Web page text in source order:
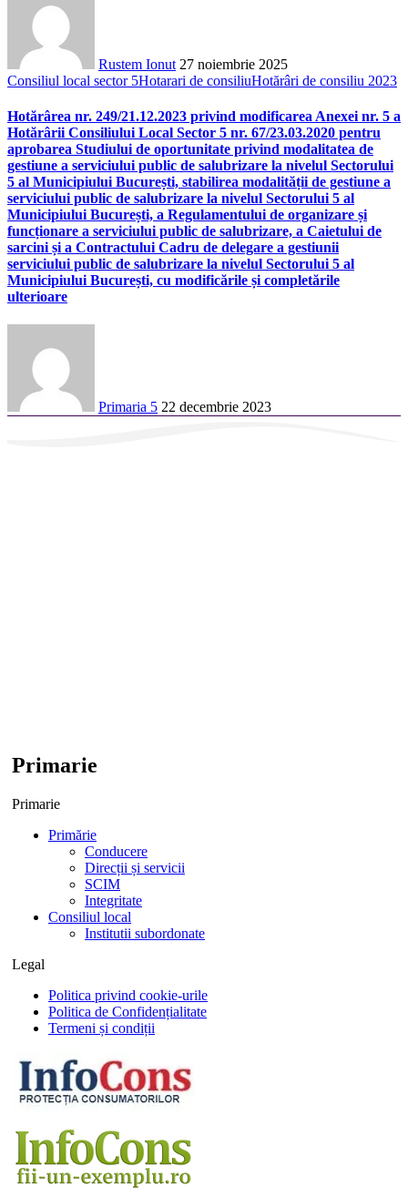
Rustem Ionut 27 noiembrie 2025
Consiliul local sector 5Hotarari de consiliuHotărâri de consiliu 2023
Hotărârea nr. 249/21.12.2023 privind modificarea Anexei nr. 5 a
Hotărârii Consiliului Local Sector 5 nr. 67/23.03.2020 pentru
aprobarea Studiului de oportunitate privind modalitatea de
gestiune a serviciului public de salubrizare la nivelul Sectorului
5 al Municipiului București, stabilirea modalității de gestiune a
serviciului public de salubrizare la nivelul Sectorului 5 al
Municipiului București, a Regulamentului de organizare și
funcționare a serviciului public de salubrizare, a Caietului de
sarcini și a Contractului Cadru de delegare a gestiunii
serviciului public de salubrizare la nivelul Sectorului 5 al
Municipiului București, cu modificările și completările
ulterioare
Primaria 5 22 decembrie 2023
Primarie
Primarie
Primărie
Conducere
Direcții și servicii
SCIM
Integritate
Consiliul local
Institutii subordonate
Legal
Politica privind cookie-urile
Politica de Confidențialitate
Termeni și condiții